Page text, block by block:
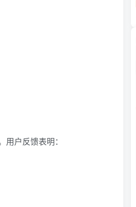
户反馈表明：